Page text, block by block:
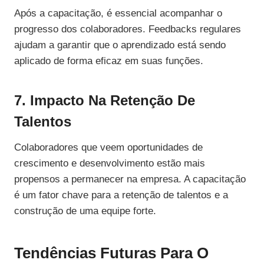
Após a capacitação, é essencial acompanhar o
progresso dos colaboradores. Feedbacks regulares
ajudam a garantir que o aprendizado está sendo
aplicado de forma eficaz em suas funções.
7. Impacto Na Retenção De
Talentos
Colaboradores que veem oportunidades de
crescimento e desenvolvimento estão mais
propensos a permanecer na empresa. A capacitação
é um fator chave para a retenção de talentos e a
construção de uma equipe forte.
Tendências Futuras Para O